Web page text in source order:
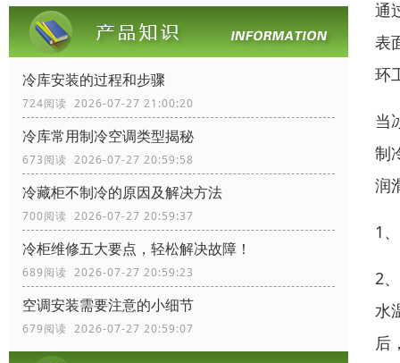
冷库安装的过程和步骤
724阅读 2026-07-27 21:00:20
冷库常用制冷空调类型揭秘
673阅读 2026-07-27 20:59:58
冷藏柜不制冷的原因及解决方法
700阅读 2026-07-27 20:59:37
冷柜维修五大要点，轻松解决故障！
689阅读 2026-07-27 20:59:23
空调安装需要注意的小细节
679阅读 2026-07-27 20:59:07
通
表
环
当
制
润
1
2
水
后